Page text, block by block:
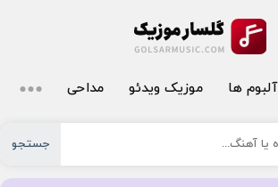
آلبوم ها موزیک ویدئو مداحی
جستجو